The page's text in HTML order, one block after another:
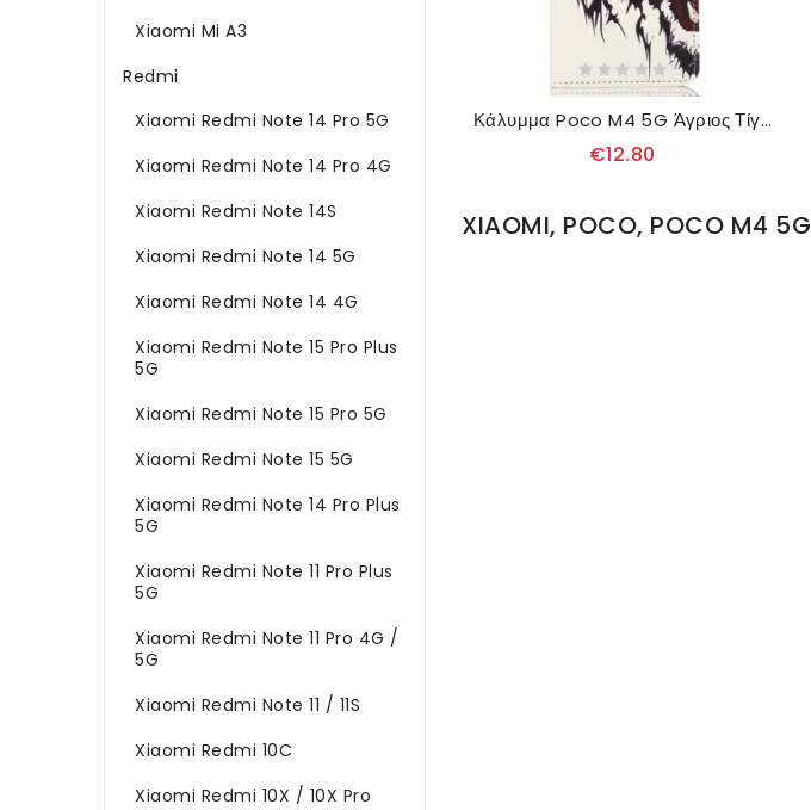
Xiaomi Mi A3
Redmi
Xiaomi Redmi Note 14 Pro 5G
Xiaomi Redmi Note 14 Pro 4G
Xiaomi Redmi Note 14S
Xiaomi Redmi Note 14 5G
Xiaomi Redmi Note 14 4G
Xiaomi Redmi Note 15 Pro Plus
5G
Xiaomi Redmi Note 15 Pro 5G
Xiaomi Redmi Note 15 5G
Xiaomi Redmi Note 14 Pro Plus
5G
Xiaomi Redmi Note 11 Pro Plus
5G
Xiaomi Redmi Note 11 Pro 4G /
5G
Xiaomi Redmi Note 11 / 11S
Xiaomi Redmi 10C
Xiaomi Redmi 10X / 10X Pro
Κάλυμμα Poco M4 5G Άγριος Τίγρης
€12.80
XIAOMI, POCO, POCO M4 5G